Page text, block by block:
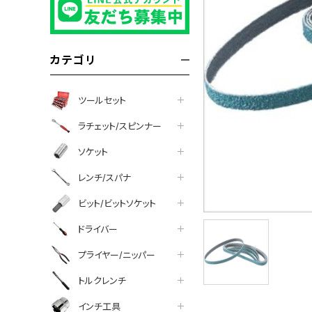
カテゴリ
ツールセット
ラチェット/スピンナー
ソケット
レンチ/スパナ
ビット/ビットソケット
ドライバー
プライヤー/ニッパー
トルクレンチ
インチ工具